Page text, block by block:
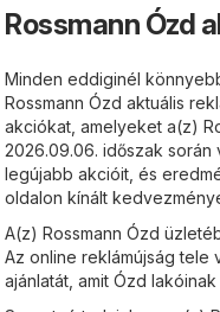
Rossmann Ózd
Minden eddiginél
Rossmann Ózd aktuális
akciókat, amelyeket a(z)
2026.09.06. időszak során
legújabb akcióit, és
oldalon kínált
A(z) Rossmann Ózd
Az online reklámújság tele
ajánlatát, amit Ózd lakóinak